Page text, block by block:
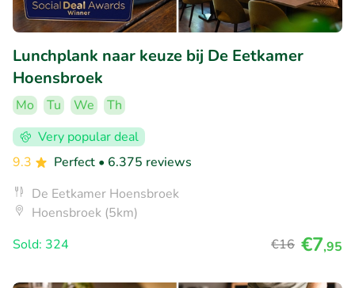
Lunchplank naar keuze bij De Eetkamer
Hoensbroek
Mo Tu We
Th
Very popular deal
9.3
Perfect • 6.375 reviews
De Eetkamer Hoensbroek
Hoensbroek (5km)
Sold: 324
€16 €7,95